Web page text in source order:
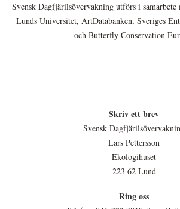
Svensk Dagfjärilsövervakning utförs i samarbete
Lunds Universitet, ArtDatabanken, Sveriges
och Butterfly Conservation
Skriv ett brev
Svensk
Lars Pettersson
Ekologihuset
223 62 Lund
Ring oss